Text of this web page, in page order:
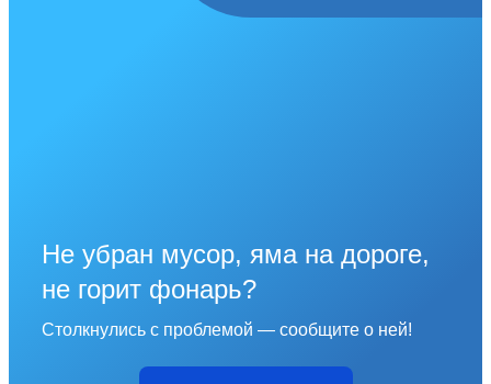
Не убран мусор, яма на дороге,
не горит фонарь?
Столкнулись с проблемой — сообщите о ней!